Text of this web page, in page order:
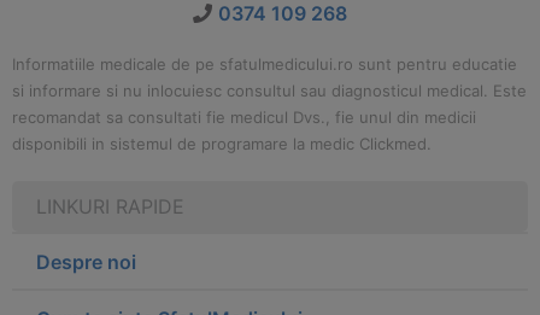
0374 109 268
Informatiile medicale de pe sfatulmedicului.ro sunt pentru educatie
si informare si nu inlocuiesc consultul sau diagnosticul medical. Este
recomandat sa consultati fie medicul Dvs., fie unul din medicii
disponibili in sistemul de programare la medic Clickmed.
LINKURI RAPIDE
Despre noi